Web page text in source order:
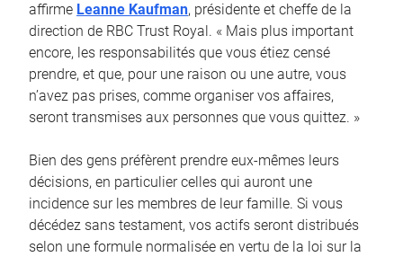
affirme Leanne Kaufman, présidente et cheffe de la
direction de RBC Trust Royal. « Mais plus important
encore, les responsabilités que vous étiez censé
prendre, et que, pour une raison ou une autre, vous
n’avez pas prises, comme organiser vos affaires,
seront transmises aux personnes que vous quittez. »
Bien des gens préfèrent prendre eux-mêmes leurs
décisions, en particulier celles qui auront une
incidence sur les membres de leur famille. Si vous
décédez sans testament, vos actifs seront distribués
selon une formule normalisée en vertu de la loi sur la